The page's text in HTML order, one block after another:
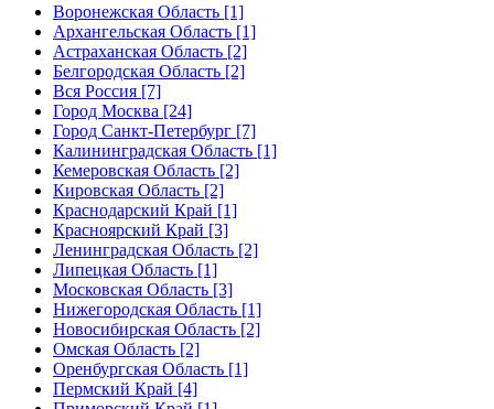
Воронежская Область [1]
Архангельская Область [1]
Астраханская Область [2]
Белгородская Область [2]
Вся Россия [7]
Город Москва [24]
Город Санкт-Петербург [7]
Калининградская Область [1]
Кемеровская Область [2]
Кировская Область [2]
Краснодарский Край [1]
Красноярский Край [3]
Ленинградская Область [2]
Липецкая Область [1]
Московская Область [3]
Нижегородская Область [1]
Новосибирская Область [2]
Омская Область [2]
Оренбургская Область [1]
Пермский Край [4]